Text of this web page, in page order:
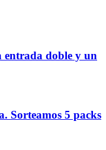
entrada doble y un
Sorteamos 5 packs